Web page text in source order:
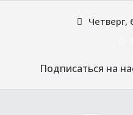
Четверг,
Подписаться на